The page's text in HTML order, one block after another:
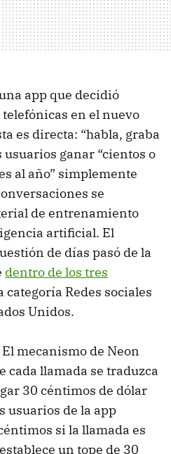
app que decidió
en el nuevo
es directa: “habla, graba
usuarios ganar “cientos o
al año” simplemente
se
de entrenamiento
artificial. El
de días pasó de la
dentro de los tres
categoría Redes sociales
Unidos.
El mecanismo de Neon
cada llamada se traduzca
30 céntimos de dólar
usuarios de la app
si la llamada es
un tope de 30